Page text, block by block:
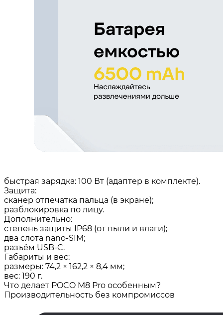
быстрая зарядка: 100 Вт (адаптер в комплекте).
Защита:
сканер отпечатка пальца (в экране);
разблокировка по лицу.
Дополнительно:
степень защиты IP68 (от пыли и влаги);
два слота nano‑SIM;
разъём USB‑C.
Габариты и вес:
размеры: 74,2 × 162,2 × 8,4 мм;
вес: 190 г.
Что делает POCO M8 Pro особенным?
Производительность без компромиссов